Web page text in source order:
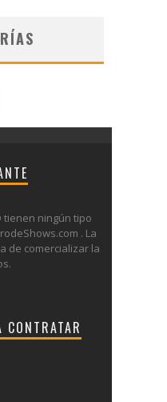
tienen ningún tipo
. La
de comercializar la
CONTRATAR